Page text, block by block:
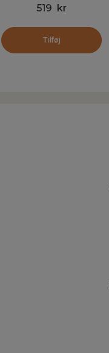
cm) Magnus Rosmarin
519 kr
Tilføj